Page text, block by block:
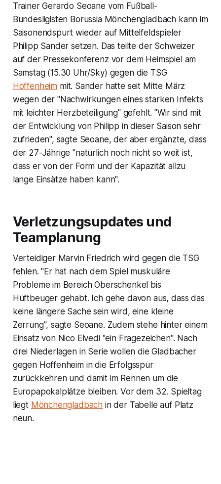
Trainer Gerardo Seoane vom Fußball-
Bundesligisten Borussia Mönchengladbach kann im
Saisonendspurt wieder auf Mittelfeldspieler
Philipp Sander setzen. Das teilte der Schweizer
auf der Pressekonferenz vor dem Heimspiel am
Samstag (15.30 Uhr/Sky) gegen die TSG
Hoffenheim mit. Sander hatte seit Mitte März
wegen der "Nachwirkungen eines starken Infekts
mit leichter Herzbeteiligung" gefehlt. "Wir sind mit
der Entwicklung von Philipp in dieser Saison sehr
zufrieden", sagte Seoane, der aber ergänzte, dass
der 27-Jährige "natürlich noch nicht so weit ist,
dass er von der Form und der Kapazität allzu
lange Einsätze haben kann".
Verletzungsupdates und
Teamplanung
Verteidiger Marvin Friedrich wird gegen die TSG
fehlen. "Er hat nach dem Spiel muskuläre
Probleme im Bereich Oberschenkel bis
Hüftbeuger gehabt. Ich gehe davon aus, dass das
keine längere Sache sein wird, eine kleine
Zerrung", sagte Seoane. Zudem stehe hinter einem
Einsatz von Nico Elvedi "ein Fragezeichen". Nach
drei Niederlagen in Serie wollen die Gladbacher
gegen Hoffenheim in die Erfolgsspur
zurückkehren und damit im Rennen um die
Europapokalplätze bleiben. Vor dem 32. Spieltag
liegt Mönchengladbach in der Tabelle auf Platz
neun.